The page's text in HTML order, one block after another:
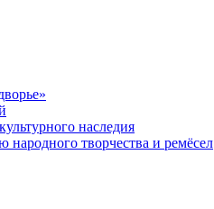
наследия
творчества и ремёсел